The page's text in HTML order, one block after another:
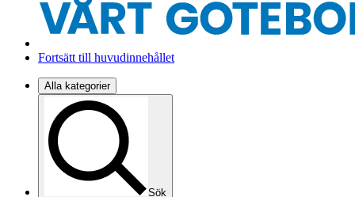
Fortsätt till huvudinnehållet
Alla kategorier
Sök